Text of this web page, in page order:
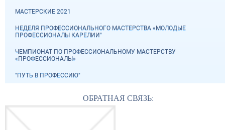
МАСТЕРСКИЕ 2021
НЕДЕЛЯ ПРОФЕССИОНАЛЬНОГО МАСТЕРСТВА «МОЛОДЫЕ
ПРОФЕССИОНАЛЫ КАРЕЛИИ"
ЧЕМПИОНАТ ПО ПРОФЕССИОНАЛЬНОМУ МАСТЕРСТВУ
«ПРОФЕССИОНАЛЫ»
"ПУТЬ В ПРОФЕССИЮ"
ОБРАТНАЯ СВЯЗЬ: